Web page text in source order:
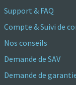
Support & FAQ
Compte & Suivi de
Nos conseils
Demande de SAV
Demande de